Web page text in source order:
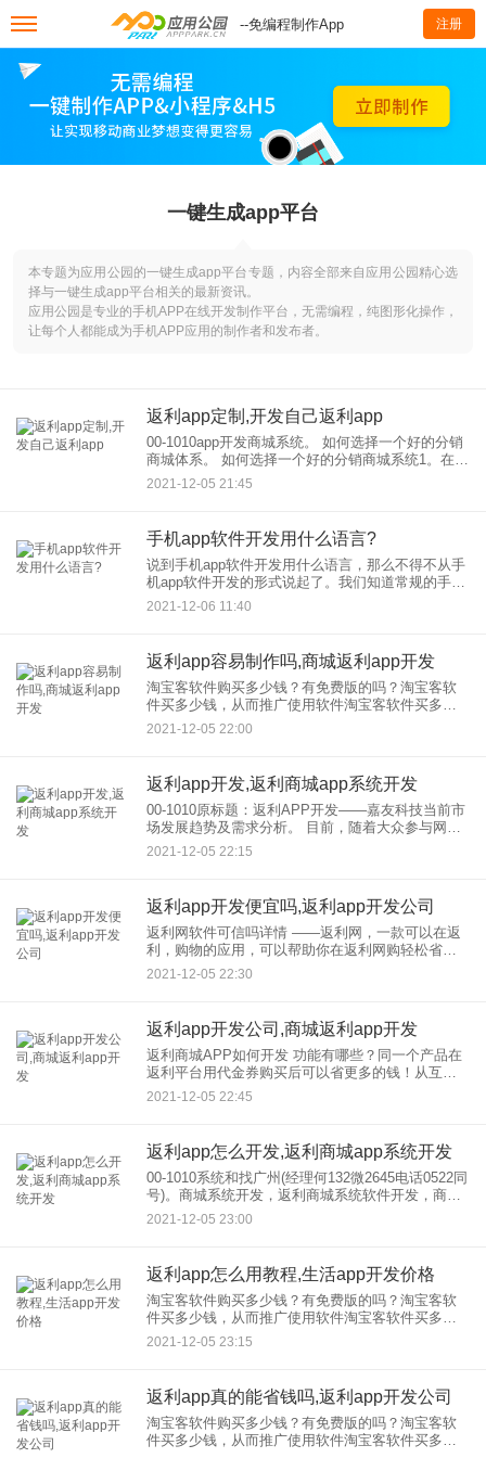
--免编程制作App 注册
一键生成app平台
本专题为应用公园的一键生成app平台专题，内容全部来自应用公园精心选
择与一键生成app平台相关的最新资讯。
应用公园是专业的手机APP在线开发制作平台，无需编程，纯图形化操作，
让每个人都能成为手机APP应用的制作者和发布者。
返利app定制,开发自己返利app
00-1010app开发商城系统。 如何选择一个好的分销
商城体系。 如何选择一个好的分销商城系统1。在今
天的市场上，电商软件的开发技术很多，大部分人
都在开发软件，但是这两个技术，2。功能
2021-12-05 21:45
手机app软件开发用什么语言?
说到手机app软件开发用什么语言，那么不得不从手
机app软件开发的形式说起了。我们知道常规的手机
app软件开发有原生app开发、web app开发和混合式
开发三种，那么涉及到的手机app开发语言会有所
2021-12-06 11:40
返利app容易制作吗,商城返利app开发
淘宝客软件购买多少钱？有免费版的吗？淘宝客软
件买多少钱，从而推广使用软件淘宝客软件买多少
钱是免费的吗？其实从淘宝客软件买多少钱，选择
付费版还是免费版自己看。满足你的需求就好。淘
2021-12-05 22:00
返利app开发,返利商城app系统开发
00-1010原标题：返利APP开发——嘉友科技当前市
场发展趋势及需求分析。 目前，随着大众参与网
购，电商平台开始关注更多的商业形式，其中社区
运营体系下的返利购物成为吸引大众消费商品的一
2021-12-05 22:15
返利app开发便宜吗,返利app开发公司
返利网软件可信吗详情 ——返利网，一款可以在返
利，购物的应用，可以帮助你在返利网购轻松省
钱，支持淘宝、JD.COM等在商城购物，是可靠的省
钱工具不过，很多朋友对返利有一些疑问，返利可
2021-12-05 22:30
返利app开发公司,商城返利app开发
返利商城APP如何开发 功能有哪些？同一个产品在
返利平台用代金券购买后可以省更多的钱！从互联
网初在淘宝客的普及到现在，用代金券购物已经成
为网购的习惯，很多淘宝客也通过做外链赚了一桶
2021-12-05 22:45
返利app怎么开发,返利商城app系统开发
00-1010系统和找广州(经理何132微2645电话0522同
号)。商城系统开发，返利商城系统软件开发，商城
系统开发，定制，这个模型分为四种类型：铜、
金、银和钻石。到达级别越高，在分销，返利，商
2021-12-05 23:00
返利app怎么用教程,生活app开发价格
淘宝客软件购买多少钱？有免费版的吗？淘宝客软
件买多少钱，从而推广使用软件淘宝客软件买多少
钱是免费的吗？其实从淘宝客软件买多少钱，选择
付费版还是免费版自己看。满足你的需求就好。淘
2021-12-05 23:15
返利app真的能省钱吗,返利app开发公司
淘宝客软件购买多少钱？有免费版的吗？淘宝客软
件买多少钱，从而推广使用软件淘宝客软件买多少